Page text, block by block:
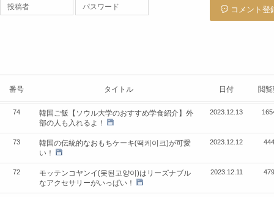
投稿者 パスワード コメント登
番号 タイトル 日付 閲
74
韓国ご飯【ソウル大学のおすすめ学食紹介】外
部の人も入れるよ！
2023.12.13
73
韓国の伝統的なおもちケーキ(떡케이크)が可愛
い！
2023.12.12 444
72
モッテンコヤンイ(못된고양이)はリーズナブル
なアクセサリーがいっぱい！
2023.12.11 479